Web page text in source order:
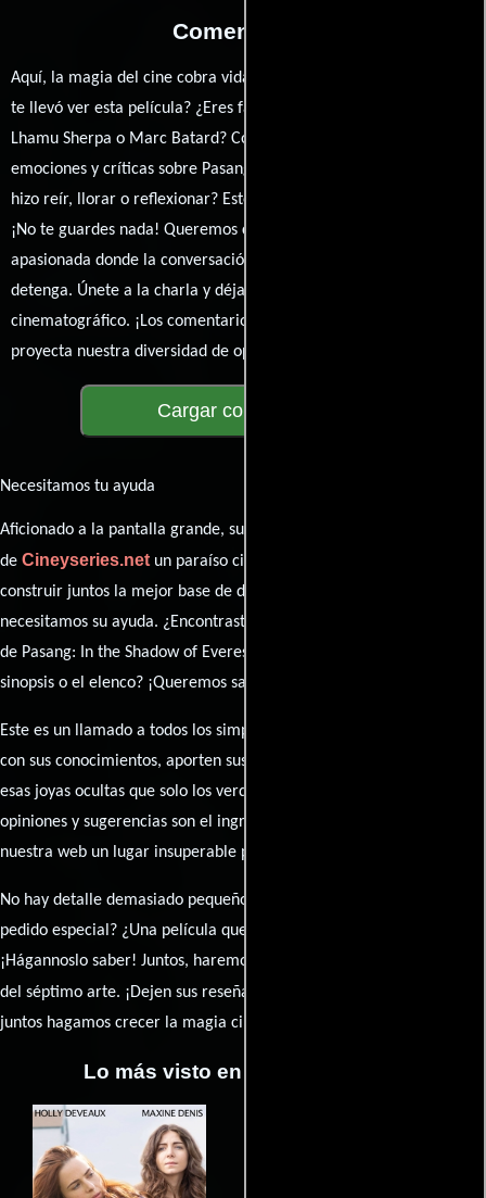
Comentarios
Aquí, la magia del cine cobra vida a través de tus opiniones. ¿Qué
te llevó ver esta película? ¿Eres fan de Nancy Svendsen, Pasang
Lhamu Sherpa o Marc Batard? Comparte tus pensamientos,
emociones y críticas sobre Pasang: In the Shadow of Everest. ¿Te
hizo reír, llorar o reflexionar? Este es el lugar para expresarlo.
¡No te guardes nada! Queremos construir una comunidad
apasionada donde la conversación sobre cine y series nunca se
detenga. Únete a la charla y déjanos conocer tu mundo
cinematográfico. ¡Los comentarios son la pantalla donde se
proyecta nuestra diversidad de opiniones!
Cargar comentarios
Necesitamos tu ayuda
Aficionado a la pantalla grande, su participación es clave para hacer
de Cineyseries.netun paraíso cinéfilo completo. Queremos
construir juntos la mejor base de datos cinematográfica, pero
necesitamos su ayuda. ¿Encontraste algún dato faltante en la ficha
de Pasang: In the Shadow of Everest? ¿Detectaste algún error en la
sinopsis o el elenco? ¡Queremos saberlo todo!
Este es un llamado a todos los simpatizantes del cine: contribuyan
con sus conocimientos, aporten sus descubrimientos y compartan
esas joyas ocultas que solo los verdaderos fanáticos conocen. Sus
opiniones y sugerencias son el ingrediente secreto que hará de
nuestra web un lugar insuperable para los amantes del celuloide.
No hay detalle demasiado pequeño ni opinión insignificante. ¿Algún
pedido especial? ¿Una película que sueñas con ver reseñada?
¡Hágannoslo saber! Juntos, haremos de esta comunidad el epicentro
del séptimo arte. ¡Dejen sus reseña en la
juntos hagamos crecer la magia cinematográfica!
Lo más visto en Cineyseries.net